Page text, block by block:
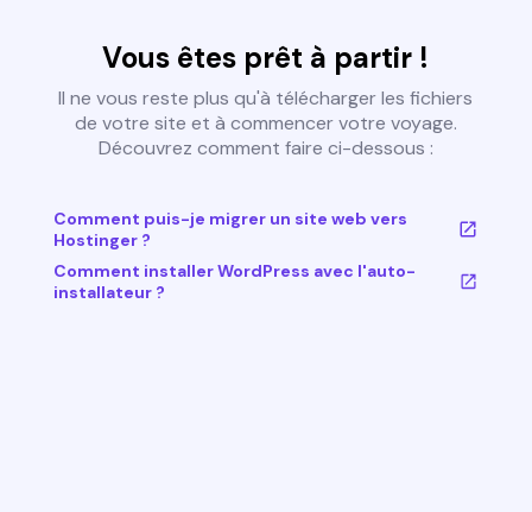
Vous êtes prêt à partir !
Il ne vous reste plus qu'à télécharger les fichiers
de votre site et à commencer votre voyage.
Découvrez comment faire ci-dessous :
Comment puis-je migrer un site web vers
Hostinger ?
Comment installer WordPress avec l'auto-
installateur ?